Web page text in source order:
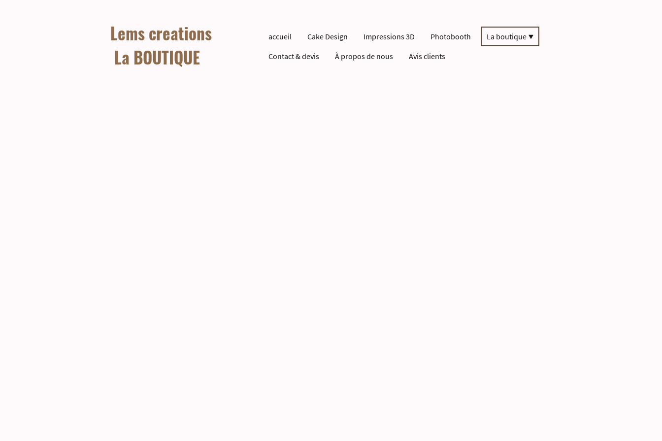
Lems creations
La BOUTIQUE
accueil Cake Design Impressions 3D Photobooth
La boutique
Contact & devis
À propos de nous Avis clients